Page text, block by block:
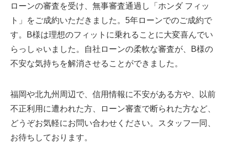
ローンの審査を受け、無事審査通過し「ホンダ フィッ
ト」をご成約いただきました。5年ローンでのご成約で
す。B様は理想のフィットに乗れることに大変喜んでい
らっしゃいました。自社ローンの柔軟な審査が、B様の
不安な気持ちを解消させることができました。
福岡や北九州周辺で、信用情報に不安がある方や、以前
不正利用に遭われた方、ローン審査で断られた方など、
どうぞお気軽にお問い合わせください。スタッフ一同、
お待ちしております。